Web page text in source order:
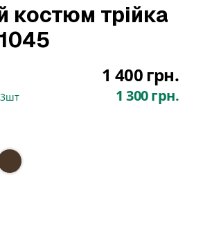
костюм трійка
1 400 грн.
3шт 1 300 грн.